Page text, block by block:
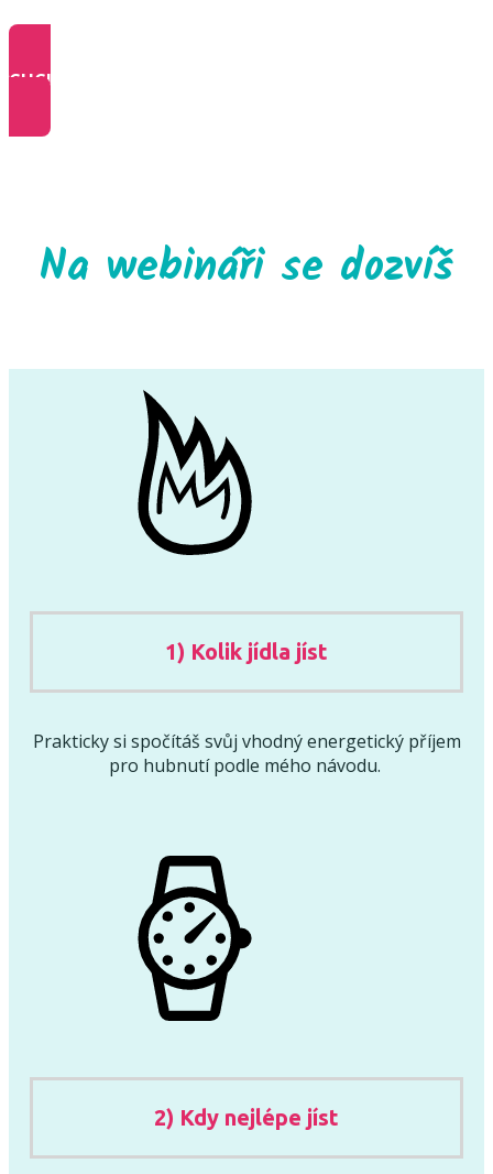
CHCI SE PŘIDAT ZDARMA
Na webináři se dozvíš
1) Kolik jídla jíst
Prakticky si spočítáš svůj vhodný energetický příjem
pro hubnutí podle mého návodu.
2) Kdy nejlépe jíst